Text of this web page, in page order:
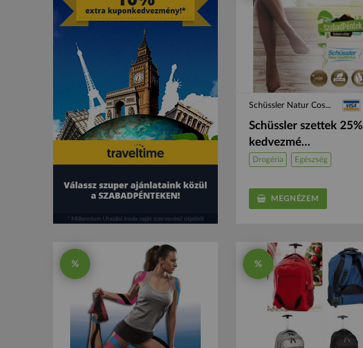
Schüssler Natur Cos...
Schüssler szettek 25%
kedvezmé...
Drogéria Egészség
MEGNÉZEM
% %